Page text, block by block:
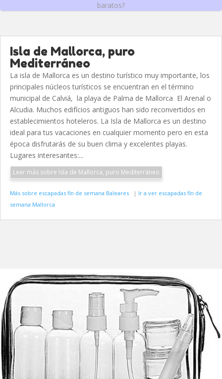
baratos?
Isla de Mallorca, puro
Mediterráneo
La isla de Mallorca es un destino turístico muy importante, los
principales núcleos turísticos se encuentran en el término
municipal de Calviá, la playa de Palma de Mallorca El Arenal o
Alcudia. Muchos edifícios antiguos han sido reconvertidos en
establecimientos hoteleros. La Isla de Mallorca es un destino
ideal para tus vacaciones en cualquier momento pero en esta
época disfrutarás de su buen clima y excelentes playas.
Lugares interesantes:...
Leer más sobre Isla de Mallorca, puro Mediterráneo
Más sobre escapadas fin de semana Baleares | Ir a ver escapadas fin de
semana Mallorca